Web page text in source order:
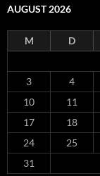
AUGUST 2026
M D
3
4
10
11
17
18
24
25
31